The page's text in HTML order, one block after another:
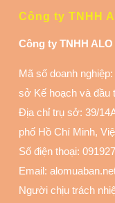
Công ty TNHH
Công ty TNHH
Mã số doanh
sở Kế hoạch và đầu
Địa chỉ trụ sở: 39/
phố Hồ Chí Minh,
Số điện thoại:
Email:
Người chịu trách